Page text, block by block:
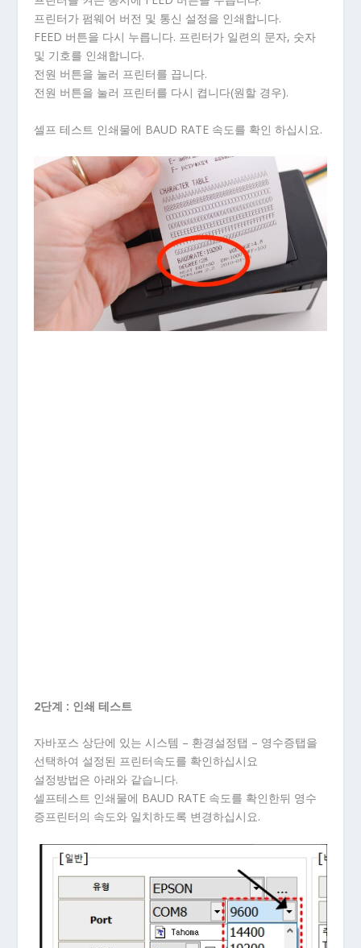
프린터가 펌웨어 버전 및 통신 설정을 인쇄합니다.
FEED 버튼을 다시 누릅니다. 프린터가 일련의 문자, 숫자
및 기호를 인쇄합니다.
전원 버튼을 눌러 프린터를 끕니다.
전원 버튼을 눌러 프린터를 다시 켭니다(원할 경우).
셀프 테스트 인쇄물에 BAUD RATE 속도를 확인 하십시요.
2단계 : 인쇄 테스트
자바포스 상단에 있는 시스템 – 환경설정탭 – 영수증탭을
선택하여 설정된 프린터속도를 확인하십시요
설정방법은 아래와 같습니다.
셀프테스트 인쇄물에 BAUD RATE 속도를 확인한뒤 영수
증프린터의 속도와 일치하도록 변경하십시요.